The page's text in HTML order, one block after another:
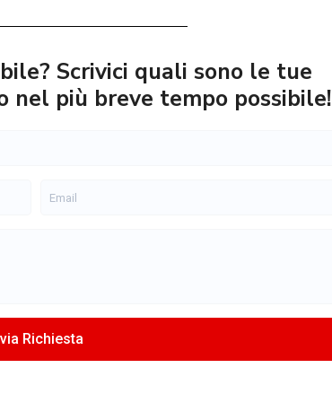
Scrivici quali sono le tue
nel più breve tempo possibile!
Richiesta